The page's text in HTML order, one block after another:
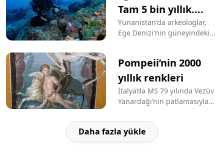
Tam 5 bin yıllık....
Yunanistan'da arkeologlar,
Ege Denizi'nin güneyindeki
milattan sonra (MS) 300 yılları
arasından kalma gemi
enkazları buldu.
Pompeii’nin 2000
yıllık renkleri
İtalya’da MS 79 yılında Vezüv
Yanardağı’nın patlamasıyla
kalan antik Roma kenti
Pompeii’de 2000 yıllık renkleri
çok az zarar görmüş duvar
Daha fazla yükle